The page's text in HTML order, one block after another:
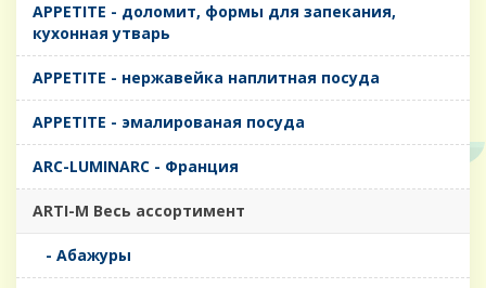
APPETITE - доломит, формы для запекания,
кухонная утварь
APPETITE - нержавейка наплитная посуда
APPETITE - эмалированая посуда
ARC-LUMINARC - Франция
ARTI-M Весь ассортимент
- Абажуры